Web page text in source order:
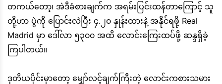
တကယ်တော့၊ အဲဒီခံစားချက်က အရမ်းပြင်းထန်တာကြောင့် သူ
တို့ဟာ ပွဲကို ပြောင်းလဲပြီး ၄.၂၀ နှုန်းထားနဲ့ အနိုင်ရဖို့ Real
Madrid မှာ ဒေါ်လာ ၅၃၀၀ အထိ လောင်းကြေးထပ်ဖို့ ဆန္ဒရှိခဲ့
ကြပါတယ်။
ဒုတိယပိုင်းမှာတော့ မျှော်လင့်ချက်ကြီးတဲ့ လောင်းကစားသမား